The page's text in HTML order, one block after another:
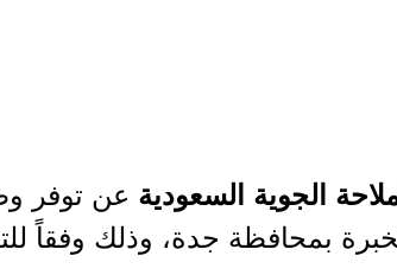
الجوية السعودية عن توفر
بمحافظة جدة، وذلك وفقاً